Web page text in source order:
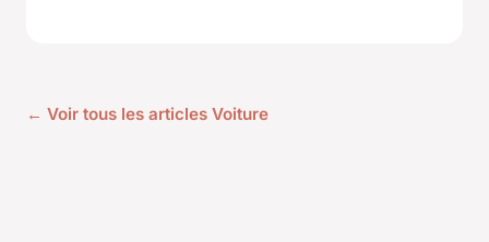
← Voir tous les articles Voiture